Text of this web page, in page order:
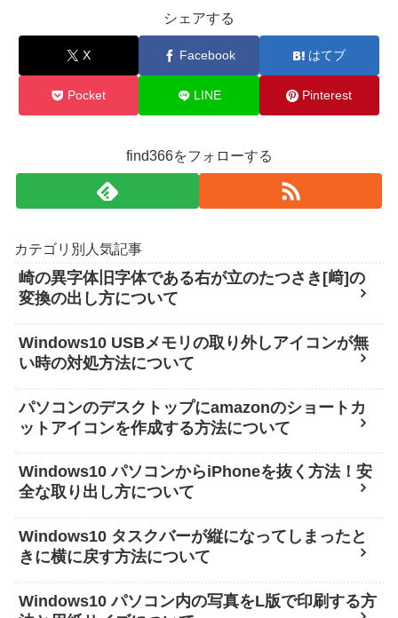
シェアする
X Facebook はてブ
Pocket LINE Pinterest
find366をフォローする
カテゴリ別人気記事
崎の異字体旧字体である右が立のたつさき[﨑]の
変換の出し方について
Windows10 USBメモリの取り外しアイコンが無
い時の対処方法について
パソコンのデスクトップにamazonのショートカ
ットアイコンを作成する方法について
Windows10 パソコンからiPhoneを抜く方法！安
全な取り出し方について
Windows10 タスクバーが縦になってしまったと
きに横に戻す方法について
Windows10 パソコン内の写真をL版で印刷する方